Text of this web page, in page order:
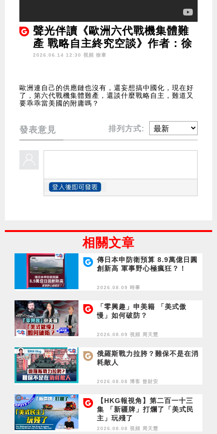
聲光伴讀《歐洲六代戰機集體難
產 戰略自主終究空談》作者：徐
韋
2026.06.14 12:30 視頻 徐韋
歐洲連自己的供應鏈也沒有，還妄想搞中國化，現在好
了，第六代戰機集體難產，還談什麼戰略自主，難道又
要乖乖當美國的附庸嗎？
發表意見 排列方式:
相關文章
傳日本申防衛預算 8.9萬億日圓
創新高 軍事野心極瘋狂？！
2026.08.09 時事
「零興趣」申美籍 「美式傲
慢」如何破防？
2026.08.09 視頻 周天慧
俄羅斯戰力拉胯？難保不是在消
耗敵人
2026.08.08 博客 曾財安
【HKG報視角】第二百一十三
集 「新疆牌」打爛了「美式民
主」玩殘了
2026.08.08 視頻 周天慧